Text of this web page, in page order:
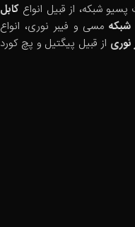
شبکه، از قبیل انواع کابل
مسی و فیبر نوری، انواع
نوری از قبیل پیگتیل و پچ کورد